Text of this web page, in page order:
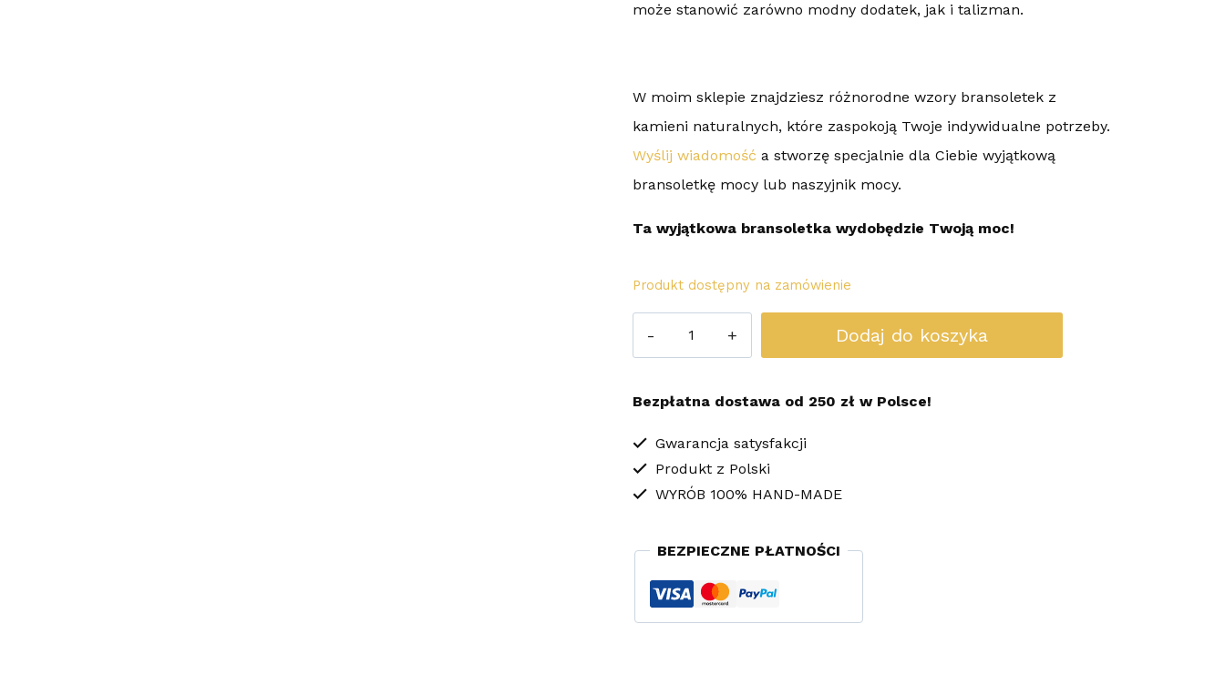
może stanowić zarówno modny dodatek, jak i talizman.
W moim sklepie znajdziesz różnorodne wzory bransoletek z
kamieni naturalnych, które zaspokoją Twoje indywidualne potrzeby.
Wyślij wiadomość a stworzę specjalnie dla Ciebie wyjątkową
bransoletkę mocy lub naszyjnik mocy.
Ta wyjątkowa bransoletka wydobędzie Twoją moc!
Produkt dostępny na zamówienie
Bransoletka
Intuicji-
2
Dodaj do koszyka
Bezpłatna dostawa od 250 zł w Polsce!
Gwarancja satysfakcji
Produkt z Polski
WYRÓB 100% HAND-MADE
BEZPIECZNE PŁATNOŚCI